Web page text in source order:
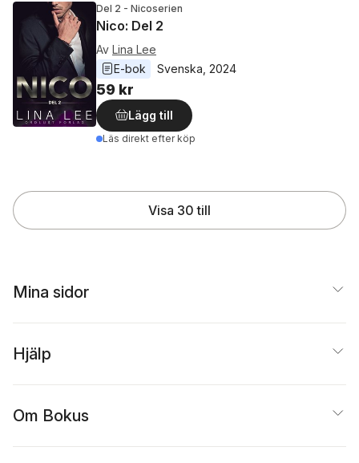
Del 2 - Nicoserien
Nico: Del 2
Av Lina Lee
E-bok
Svenska 2024
59 kr
Lägg till
Läs direkt efter köp
Visa 30 till
Mina sidor
Hjälp
Om Bokus